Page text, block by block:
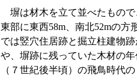
塀は材木を立て並べたもので
東部に東西58m、南北52mの
では竪穴住居跡と掘立柱建物
や、塀跡に残っていた木材の
（７世紀後半頃）の飛鳥時代